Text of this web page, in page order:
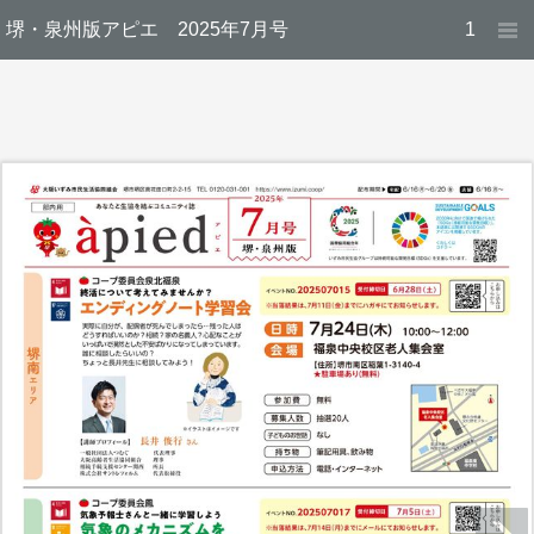
堺・泉州版アピエ 2025年7月号 1